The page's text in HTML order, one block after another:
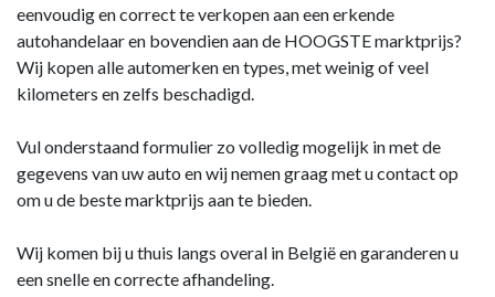
eenvoudig en correct te verkopen aan een erkende
autohandelaar en bovendien aan de HOOGSTE marktprijs?
Wij kopen alle automerken en types, met weinig of veel
kilometers en zelfs beschadigd.
Vul onderstaand formulier zo volledig mogelijk in met de
gegevens van uw auto en wij nemen graag met u contact op
om u de beste marktprijs aan te bieden.
Wij komen bij u thuis langs overal in België en garanderen u
een snelle en correcte afhandeling.